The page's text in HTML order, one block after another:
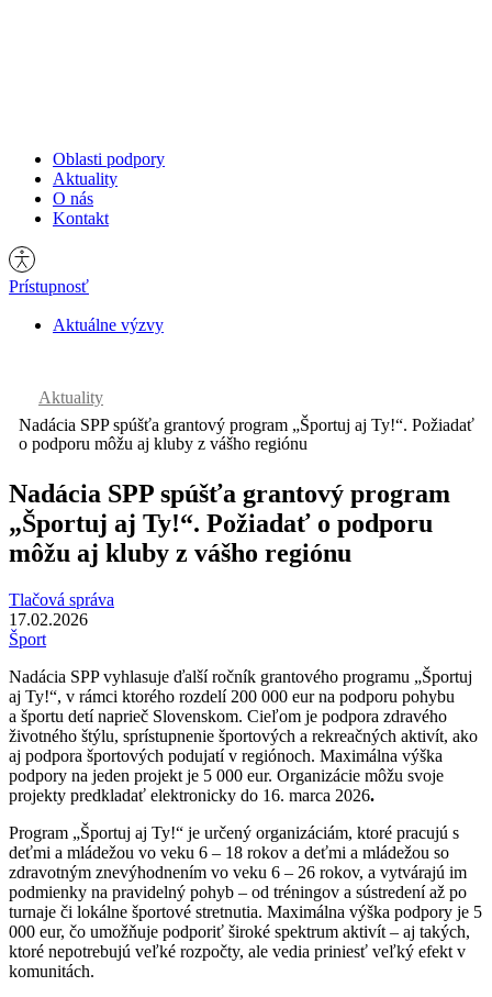
Oblasti podpory
Aktuality
O nás
Kontakt
Aktuálne výzvy
Oblasti podpory
Aktuality
O nás
Kontakt
Prístupnosť
Aktuality
Nadácia SPP spúšťa grantový program „Športuj aj Ty!“. Požiadať
o podporu môžu aj kluby z vášho regiónu
Nadácia SPP spúšťa grantový program
„Športuj aj Ty!“. Požiadať o podporu
môžu aj kluby z vášho regiónu
Tlačová správa
17.02.2026
Šport
Nadácia SPP vyhlasuje ďalší ročník grantového programu „Športuj
aj Ty!“, v rámci ktorého rozdelí 200 000 eur na podporu pohybu
a športu detí naprieč Slovenskom. Cieľom je podpora zdravého
životného štýlu, sprístupnenie športových a rekreačných aktivít, ako
aj podpora športových podujatí v regiónoch. Maximálna výška
podpory na jeden projekt je 5 000 eur. Organizácie môžu svoje
projekty predkladať elektronicky do 16. marca 2026.
Program „Športuj aj Ty!“ je určený organizáciám, ktoré pracujú s
deťmi a mládežou vo veku 6 – 18 rokov a deťmi a mládežou so
zdravotným znevýhodnením vo veku 6 – 26 rokov, a vytvárajú im
podmienky na pravidelný pohyb – od tréningov a sústredení až po
turnaje či lokálne športové stretnutia. Maximálna výška podpory je 5
000 eur, čo umožňuje podporiť široké spektrum aktivít – aj takých,
ktoré nepotrebujú veľké rozpočty, ale vedia priniesť veľký efekt v
komunitách.